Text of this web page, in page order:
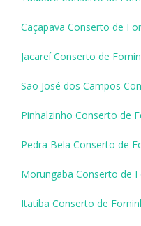
Caçapava Conserto de
Jacareí Conserto de
São José dos Campos
Pinhalzinho Conserto de
Pedra Bela Conserto de
Morungaba Conserto de
Itatiba Conserto de